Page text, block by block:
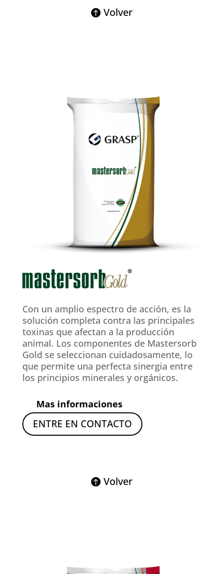
Volver
Con un amplio espectro de acción, es la
solución completa contra las principales
toxinas que afectan a la producción
animal. Los componentes de Mastersorb
Gold se seleccionan cuidadosamente, lo
que permite una perfecta sinergia entre
los principios minerales y orgánicos.
Mas informaciones
ENTRE EN CONTACTO
Volver